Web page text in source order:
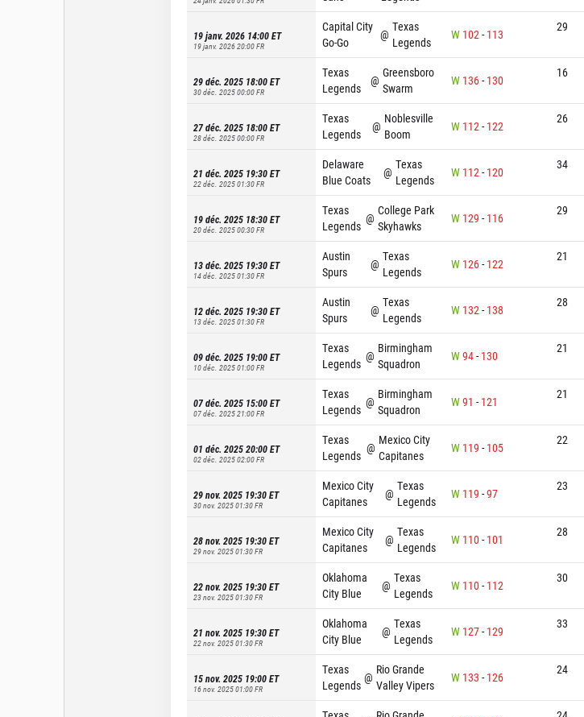
19 janv. 2026 14:00ET
19 janv. 2026 20:00FR
Capital City
Go-Go
@
Texas
Legends
W 102- 113
29
29 déc. 2025 18:00ET
30 déc. 2025 00:00FR
Texas
Legends
@
Greensboro
Swarm
W 136- 130
16
27 déc. 2025 18:00ET
28 déc. 2025 00:00FR
Texas
Legends
@
Noblesville
Boom
W 112- 122
26
21 déc. 2025 19:30ET
22 déc. 2025 01:30FR
Delaware
Blue Coats
@
Texas
Legends
W 112- 120
34
19 déc. 2025 18:30ET
20 déc. 2025 00:30FR
Texas
Legends
@
College Park
Skyhawks
W 129 - 116
29
13 déc. 2025 19:30ET
14 déc. 2025 01:30FR
Austin
Spurs
@
Texas
Legends
W 126- 122
21
12 déc. 2025 19:30ET
13 déc. 2025 01:30FR
Austin
Spurs
@
Texas
Legends
W 132- 138
28
09 déc. 2025 19:00ET
10 déc. 2025 01:00FR
Texas
Legends
@
Birmingham
Squadron
W94- 130
21
07 déc. 2025 15:00ET
07 déc. 2025 21:00FR
Texas
Legends
@
Birmingham
Squadron
W91 - 121
21
01 déc. 2025 20:00ET
02 déc. 2025 02:00FR
Texas
Legends
@
Mexico City
Capitanes
W 119 - 105
22
29 nov. 2025 19:30ET
30 nov. 2025 01:30FR
Mexico City
Capitanes
@
Texas
Legends
W 119 -97
23
28 nov. 2025 19:30ET
29 nov. 2025 01:30FR
Mexico City
Capitanes
@
Texas
Legends
W 110- 101
28
22 nov. 2025 19:30ET
23 nov. 2025 01:30FR
Oklahoma
City Blue
@
Texas
Legends
W 110- 112
30
21 nov. 2025 19:30ET
22 nov. 2025 01:30FR
Oklahoma
City Blue
@
Texas
Legends
W 127- 129
33
15 nov. 2025 19:00ET
16 nov. 2025 01:00FR
Texas
Legends
@
Rio Grande
Valley Vipers
W 133 - 126
24